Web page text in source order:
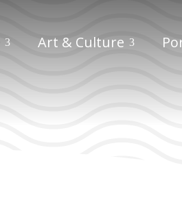
Art & Culture